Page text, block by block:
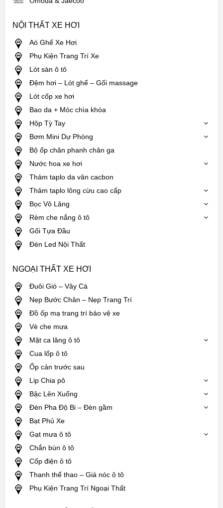
NỘI THẤT XE HƠI
Aó Ghế Xe Hơi
Phụ Kiện Trang Trí Xe
Lót sàn ô tô
Đệm hơi – Lót ghế – Gối massage
Lót cốp xe hơi
Bao da + Móc chìa khóa
Hộp Tỳ Tay
Bơm Mini Dự Phòng
Bộ ốp chân phanh chân ga
Nước hoa xe hơi
Thảm taplo da vân cacbon
Thảm taplo lông cừu cao cấp
Bọc Vô Lăng
Rèm che nắng ô tô
Gối Tựa Đầu
Đèn Led Nội Thất
NGOẠI THẤT XE HƠI
Đuôi Gió – Vây Cá
Nẹp Bước Chân – Nẹp Trang Trí
Đồ ốp mạ trang trí bảo vệ xe
Vè che mưa
Mặt ca lăng ô tô
Cua lốp ô tô
Ốp cản trước sau
Lip Chia pô
Bậc Lên Xuống
Đèn Pha Độ Bi – Đèn gầm
Bạt Phủ Xe
Gạt mưa ô tô
Chắn bùn ô tô
Cốp điện ô tô
Thanh thể thao – Giá nóc ô tô
Phụ Kiện Trang Trí Ngoại Thất